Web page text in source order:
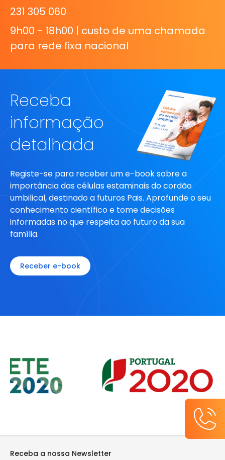
231 305 060
9h00 - 18h00 | custo de uma chamada
para rede fixa nacional
Receba
informação
detalhada
Registe-se para receber um e-book sobre a
importância das células estaminais do cordão
umbilical, destinado a futuros Pais. Aprofunde o seu
conhecimento científico e tome decisões
informadas no que respeita ao futuro da sua
família.
Receber e-book
Receba a nossa Newsletter